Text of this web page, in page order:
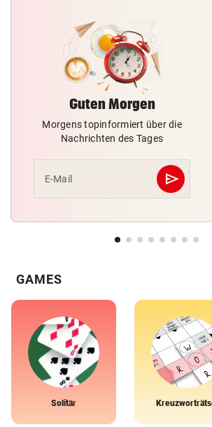
Guten Morgen
Morgens topinformiert über die
Nachrichten des Tages
E-Mail send
GAMES
Solitär